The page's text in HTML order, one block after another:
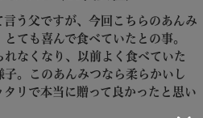
う父ですが、今回こちらのあんみ
ても喜んで食べていたとの事。
なくなり、以前よく食べていた
。このあんみつなら柔らかいし
リで本当に贈って良かったと思い